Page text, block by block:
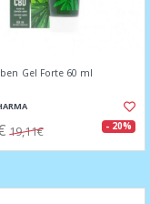
Gel Forte 60 ml
19,11€ - 20%